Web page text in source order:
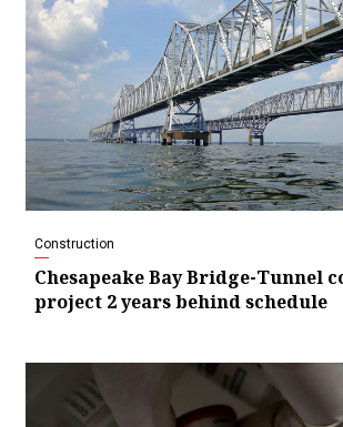
Construction
Chesapeake Bay Bridge-Tunnel
project 2 years behind schedule